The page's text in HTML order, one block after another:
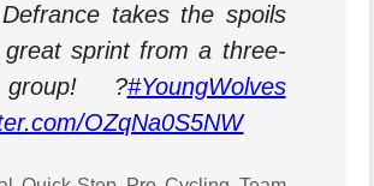
takes the spoils
sprint from a three-
?#YoungWolves
OZqNa0S5NW